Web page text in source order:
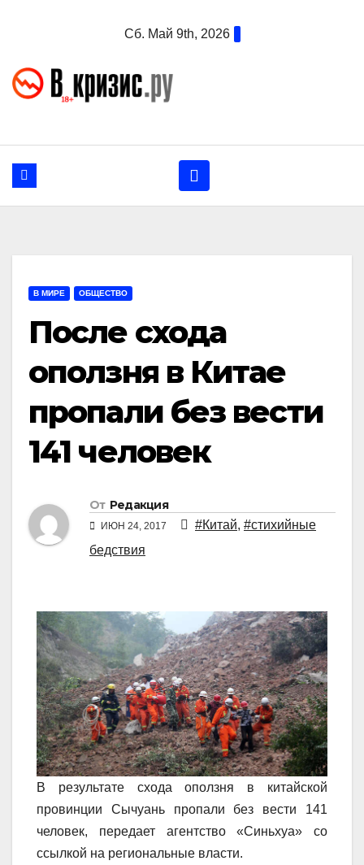
Сб. Май 9th, 2026
В МИРЕ ОБЩЕСТВО
После схода
оползня в Китае
пропали без вести
141 человек
От Редакция
ИЮН 24, 2017 #Китай, #стихийные
бедствия
В результате схода оползня в китайской
провинции Сычуань пропали без вести 141
человек, передает агентство «Синьхуа» со
ссылкой на региональные власти.